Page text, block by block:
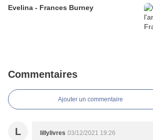
Evelina - Frances Burney
Commentaires
Ajouter un commentaire
L lillylivres 03/12/2021 19:26